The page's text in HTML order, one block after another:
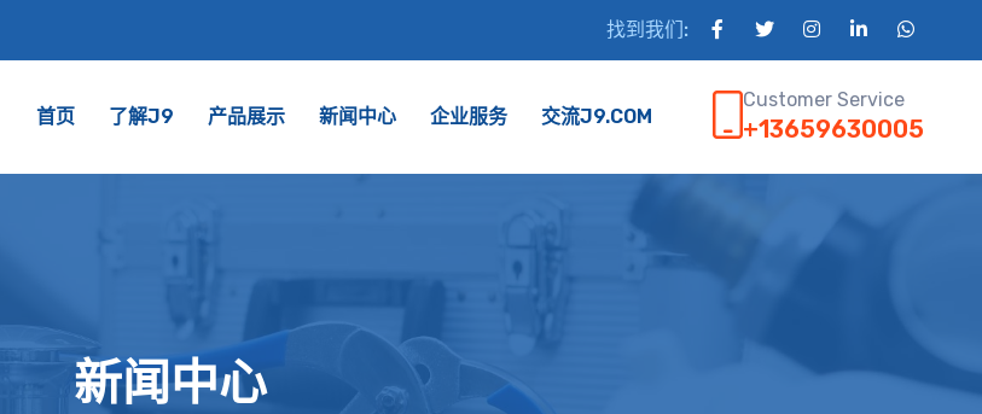
找到我们:
首页 了解J9 产品展示 新闻中心 企业服务 交流J9.COM
Customer Service
+13659630005
新闻中心